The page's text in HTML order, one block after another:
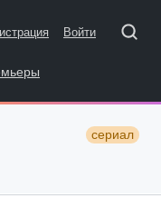
Войти
сериал